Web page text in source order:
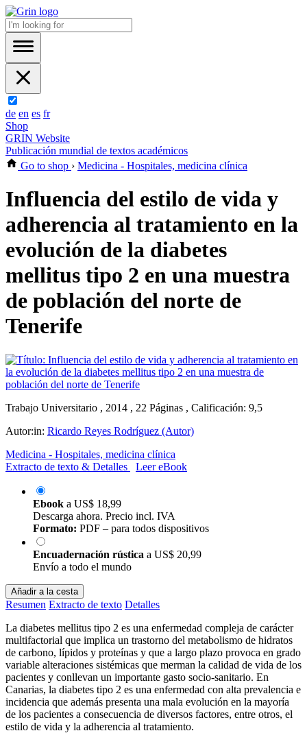
de en es fr
Shop
GRIN Website
Publicación mundial de textos académicos
Go to shop › Medicina - Hospitales, medicina clínica
Influencia del estilo de vida y
adherencia al tratamiento en la
evolución de la diabetes
mellitus tipo 2 en una muestra
de población del norte de
Tenerife
Trabajo Universitario , 2014 , 22 Páginas , Calificación: 9,5
Autor:in: Ricardo Reyes Rodríguez (Autor)
Medicina - Hospitales, medicina clínica
Extracto de texto & Detalles
Leer eBook
Ebook a US$ 18,99
Descarga ahora. Precio incl. IVA
Formato: PDF – para todos dispositivos
Encuadernación rústica a US$ 20,99
Envío a todo el mundo
Añadir a la cesta
Resumen Extracto de texto Detalles
La diabetes mellitus tipo 2 es una enfermedad compleja de carácter
multifactorial que implica un trastorno del metabolismo de hidratos
de carbono, lípidos y proteínas y que a largo plazo provoca en grado
variable alteraciones sistémicas que merman la calidad de vida de los
pacientes y conllevan un importante gasto socio-sanitario. En
Canarias, la diabetes tipo 2 es una enfermedad con alta prevalencia e
incidencia que además presenta una mala evolución en la mayoría
de los pacientes a consecuencia de diversos factores, entre otros, el
estilo de vida y la adherencia al tratamiento.